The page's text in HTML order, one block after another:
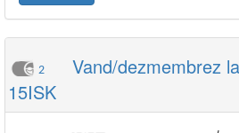
2
Vand/dezmembrez
15ISK